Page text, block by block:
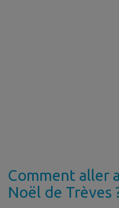
Comment aller
Noël de Trèves